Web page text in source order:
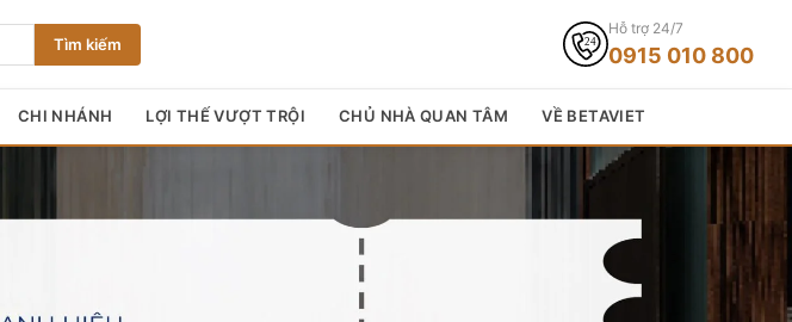
Tìm kiếm
Hỗ trợ 24/7
0915 010 800
CHI NHÁNH LỢI THẾ VƯỢT TRỘI CHỦ NHÀ QUAN TÂM VỀ BETAVIET